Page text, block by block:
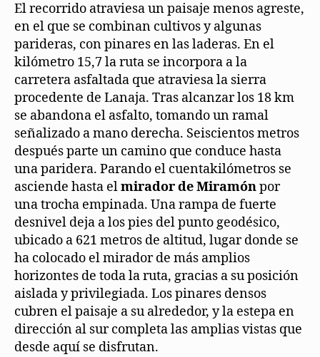
El recorrido atraviesa un paisaje menos agreste,
en el que se combinan cultivos y algunas
parideras, con pinares en las laderas. En el
kilómetro 15,7 la ruta se incorpora a la
carretera asfaltada que atraviesa la sierra
procedente de Lanaja. Tras alcanzar los 18 km
se abandona el asfalto, tomando un ramal
señalizado a mano derecha. Seiscientos metros
después parte un camino que conduce hasta
una paridera. Parando el cuentakilómetros se
asciende hasta elmirador de Miramónpor
una trocha empinada. Una rampa de fuerte
desnivel deja a los pies del punto geodésico,
ubicado a 621 metros de altitud, lugar donde se
ha colocado el mirador de más amplios
horizontes de toda la ruta, gracias a su posición
aislada y privilegiada. Los pinares densos
cubren el paisaje a su alrededor, y la estepa en
dirección al sur completa las amplias vistas que
desde aquí se disfrutan.